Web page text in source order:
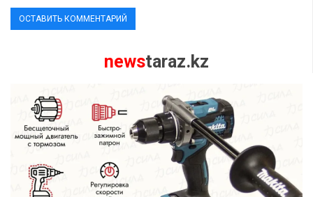
newstaraz.kz